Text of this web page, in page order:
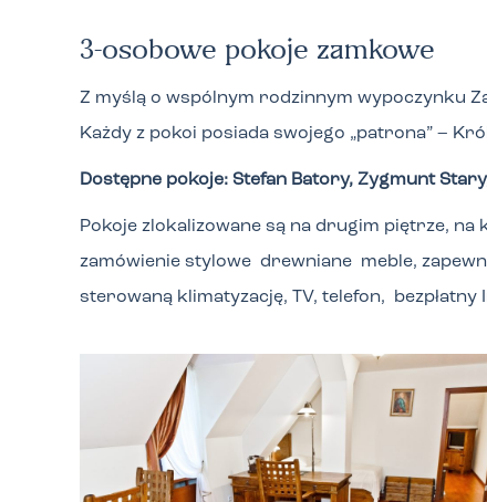
3-osobowe pokoje zamkowe
Z myślą o wspólnym rodzinnym wypoczynku
Każdy z pokoi posiada swojego „patrona” –
Dostępne pokoje: Stefan Batory, Zygmunt
Pokoje zlokalizowane są na drugim piętrze,
zamówienie stylowe drewniane meble,
sterowaną klimatyzację, TV, telefon,